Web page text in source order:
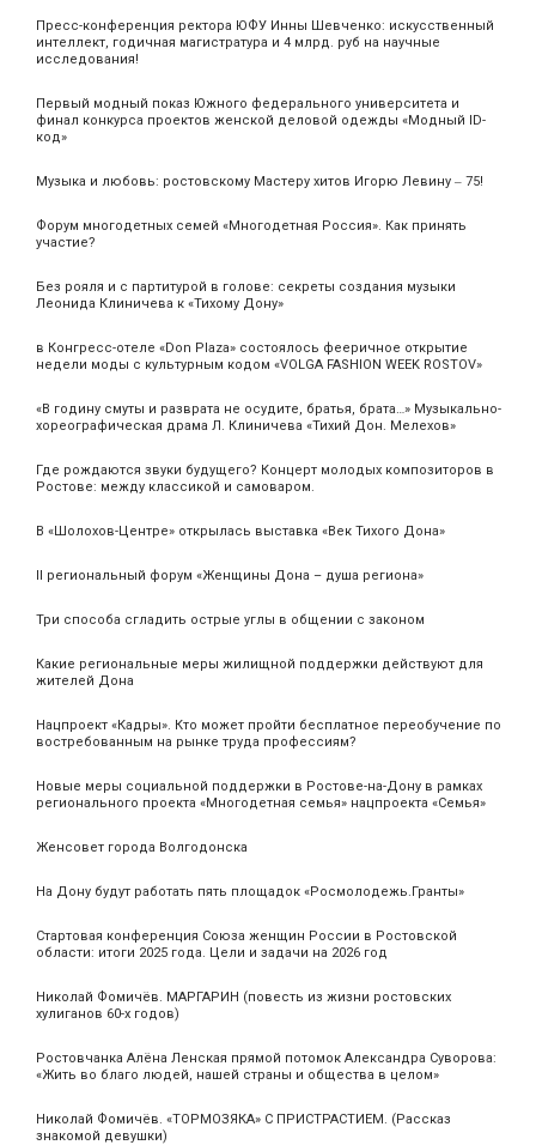
Пресс-конференция ректора ЮФУ Инны Шевченко: искусственный
интеллект, годичная магистратура и 4 млрд. руб на научные
исследования!
Первый модный показ Южного федерального университета и
финал конкурса проектов женской деловой одежды «Модный ID-
код»
Музыка и любовь: ростовскому Мастеру хитов Игорю Левину ‒ 75!
Форум многодетных семей «Многодетная Россия». Как принять
участие?
Без рояля и с партитурой в голове: секреты создания музыки
Леонида Клиничева к «Тихому Дону»
в Конгресс-отеле «Don Plaza» состоялось фееричное открытие
недели моды с культурным кодом «VOLGA FASHION WEEK ROSTOV»
«В годину смуты и разврата не осудите, братья, брата…» Музыкально-
хореографическая драма Л. Клиничева «Тихий Дон. Мелехов»
Где рождаются звуки будущего? Концерт молодых композиторов в
Ростове: между классикой и самоваром.
В «Шолохов-Центре» открылась выставка «Век Тихого Дона»
II региональный форум «Женщины Дона – душа региона»
Три способа сгладить острые углы в общении с законом
Какие региональные меры жилищной поддержки действуют для
жителей Дона
Нацпроект «Кадры». Кто может пройти бесплатное переобучение по
востребованным на рынке труда профессиям?
Новые меры социальной поддержки в Ростове-на-Дону в рамках
регионального проекта «Многодетная семья» нацпроекта «Семья»
Женсовет города Волгодонска
На Дону будут работать пять площадок «Росмолодежь.Гранты»
Стартовая конференция Союза женщин России в Ростовской
области: итоги 2025 года. Цели и задачи на 2026 год
Николай Фомичёв. МАРГАРИН (повесть из жизни ростовских
хулиганов 60-х годов)
Ростовчанка Алёна Ленская прямой потомок Александра Суворова:
«Жить во благо людей, нашей страны и общества в целом»
Николай Фомичёв. «ТОРМОЗЯКА» С ПРИСТРАСТИЕМ. (Рассказ
знакомой девушки)